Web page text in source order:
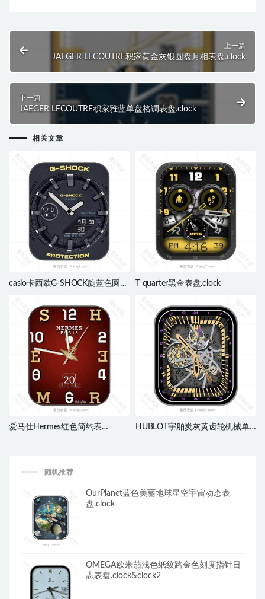
上一篇
JAEGER LECOUTRE积家黄金灰银圆盘月相表盘.clock
下一篇
JAEGER LECOUTRE积家雅蓝单盘格调表盘.clock
相关文章
casio卡西欧G-SHOCK靛蓝色圆盘
T quarter黑金表盘.clock
爱马仕Hermes红色简约表
HUBLOT宇舶炭灰黄齿轮机械单
随机推荐
OurPlanet蓝色美丽地球星空宇宙动态表
盘.clock
OMEGA欧米茄浅色纸纹路金色刻度指针日
志表盘.clock&clock2